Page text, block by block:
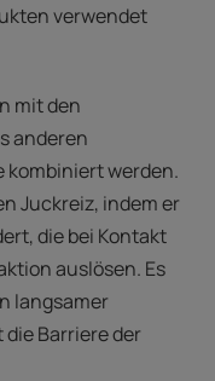
verwendet
mit den
anderen
werden.
Juckreiz, indem er
die bei Kontakt
auslösen. Es
langsamer
Barriere der